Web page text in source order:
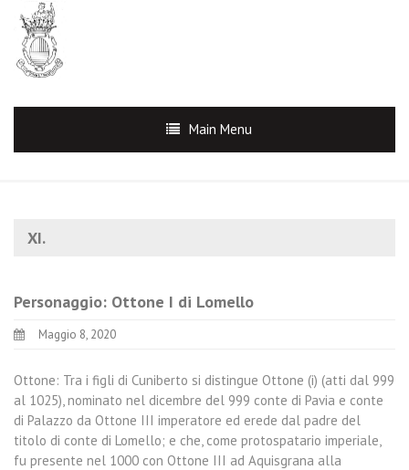
Main Menu
XI.
Personaggio: Ottone I di Lomello
Maggio 8, 2020
Ottone: Tra i figli di Cuniberto si distingue Ottone (i) (atti dal 999
al 1025), nominato nel dicembre del 999 conte di Pavia e conte
di Palazzo da Ottone III imperatore ed erede dal padre del
titolo di conte di Lomello; e che, come protospatario imperiale,
fu presente nel 1000 con Ottone III ad Aquisgrana alla